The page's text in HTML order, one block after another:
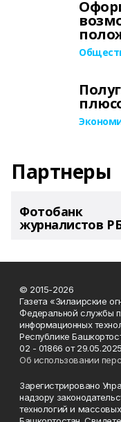
Партнеры
Фотобанк
журналистов
© 2015-2026
Газета «Зилаирские
Федеральной службы
информационных
Республике
02 - 01866 от
Об использовании
Зарегистрировано
надзору
технологий и